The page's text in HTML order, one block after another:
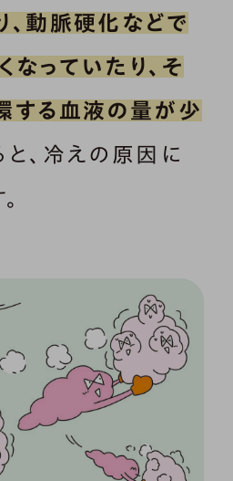
、動脈硬化などで
なっていたり、そ
する血液の量が少
と、冷えの原因に